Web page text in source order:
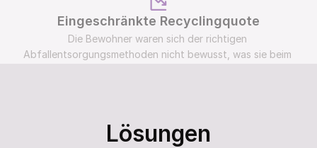
Eingeschränkte Recyclingquote
Die Bewohner waren sich der richtigen
Abfallentsorgungsmethoden nicht bewusst, was sie beim
Lösungen